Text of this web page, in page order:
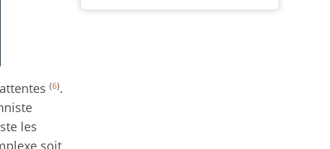
(6).
les